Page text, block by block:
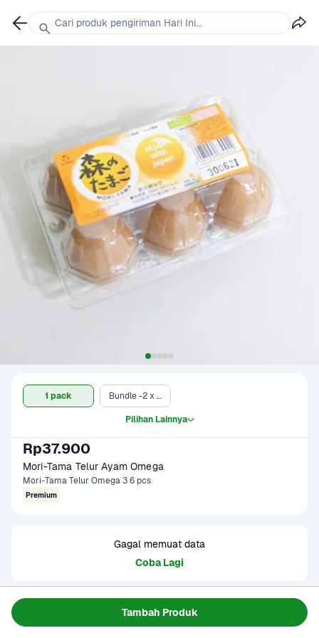
Tambah Produk
1 pack Bundle -2 x 1 pack*
Pilihan Lainnya
Rp37.900
Mori-Tama Telur Ayam Omega
Mori-Tama Telur Omega 3 6 pcs
Premium
Gagal memuat data
Coba Lagi
Informasi Produk
1 pack = 350-390 gram
Cari produk pengiriman Hari Ini...